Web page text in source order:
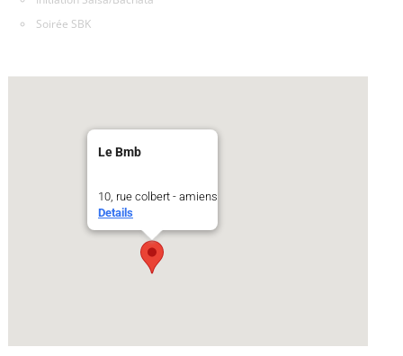
Soirée SBK
Le Bmb
10, rue colbert - amiens
Details